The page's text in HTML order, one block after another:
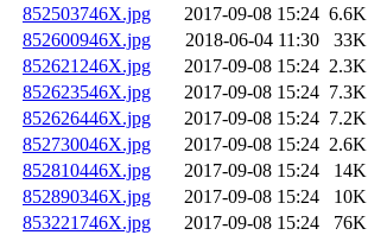
852503746X.jpg
2017-09-08 15:24 6.6K
852600946X.jpg
2018-06-04 11:30
33K
852621246X.jpg
2017-09-08 15:24 2.3K
852623546X.jpg
2017-09-08 15:24 7.3K
852626446X.jpg
2017-09-08 15:24 7.2K
852730046X.jpg
2017-09-08 15:24 2.6K
852810446X.jpg
2017-09-08 15:24
14K
852890346X.jpg
2017-09-08 15:24
10K
853221746X.jpg
2017-09-08 15:24
76K